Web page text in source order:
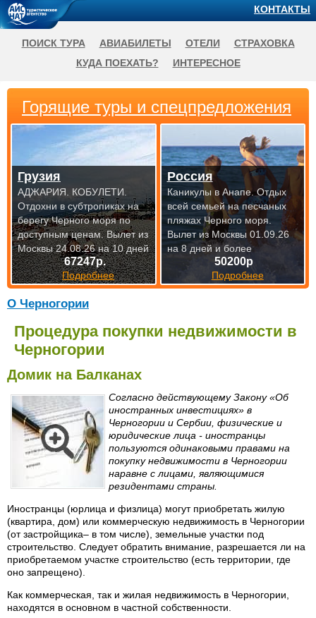
О Черногории
Процедура покупки недвижимости в
Черногории
Домик на Балканах
Согласно действующему Закону «Об
иностранных инвестициях» в
Черногории и Сербии, физические и
юридические лица - иностранцы
пользуются одинаковыми правами на
покупку недвижимости в Черногории
наравне с лицами, являющимися
резидентами страны.
Иностранцы (юрлица и физлица) могут приобретать жилую
(квартира, дом) или коммерческую недвижимость в Черногории
(от застройщика– в том числе), земельные участки под
строительство. Следует обратить внимание, разрешается ли на
приобретаемом участке строительство (есть территории, где
оно запрещено).
Как коммерческая, так и жилая недвижимость в Черногории,
находятся в основном в частной собственности.
Горящие туры и спецпредложения
67247р.
Подробнее
Грузия
АДЖАРИЯ. КОБУЛЕТИ.
Отдохни в субтропиках на
берегу Черного моря по
доступнымценам. Вылет из
Москвы 24.08.26 на 10 дней
50200р
Подробнее
Россия
Каникулы в Анапе. Отдых
всей семьей на песчаных
пляжах Черного моря.
Вылет из Москвы 01.09.26
на 8 дней и более
КОНТАКТЫ
ПОИСК ТУРА АВИАБИЛЕТЫ ОТЕЛИ
СТРАХОВКА
КУДА ПОЕХАТЬ?
ИНТЕРЕСНОЕ